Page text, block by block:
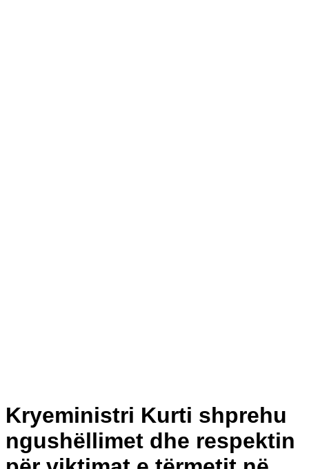
Kryeministri Kurti shprehu
ngushëllimet dhe respektin